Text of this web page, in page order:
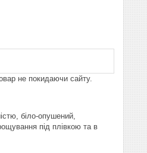
не покидаючи сайту.
біло-опушений,
під плівкою та в